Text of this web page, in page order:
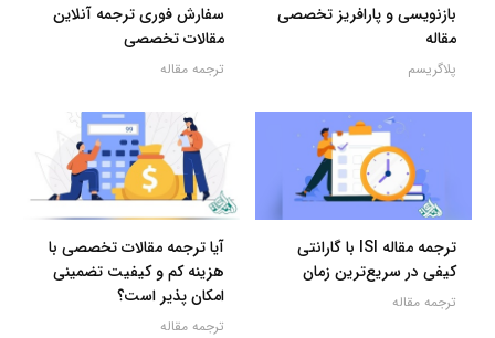
بازنویسی و پارافریز تخصصی
مقاله
پلاگریسم
سفارش فوری ترجمه آنلاین
مقالات تخصصی
ترجمه مقاله
ترجمه مقاله ISI با گارانتی
کیفی در سریع‌ترین زمان
ترجمه مقاله
آیا ترجمه مقالات تخصصی با
هزینه کم و کیفیت تضمینی
امکان پذیر است؟
ترجمه مقاله